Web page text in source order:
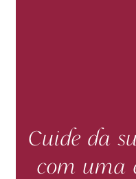
Cuide da
com uma